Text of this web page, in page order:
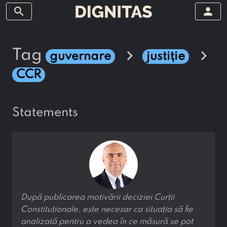
search person
tag guvernare chevron_right justiție chevron_right
CCR
statements
După publicarea motivării deciziei Curții
Constituționale, este necesar ca situația să fie
analizată pentru a vedea în ce măsură se pot